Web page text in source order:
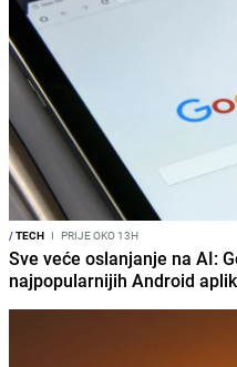
/TECH I PRIJE OKO 13H
Sve veće oslanjanje na AI:
najpopularnijih Android